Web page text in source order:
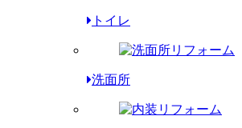
トイレ
洗面所